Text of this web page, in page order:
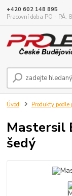
+420 602 148 895
Pracovní doba PO - PÁ:
Úvod Produkty podle
Mastersil
šedý